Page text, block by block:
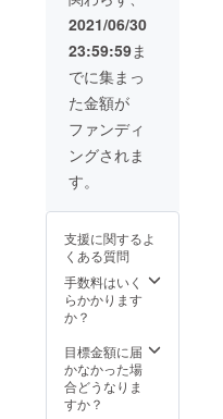
にご報
告させ
ていた
だきま
す。 (リ
フォー
ムの状
況の写
真3枚、
た数珠
使った
ブレス
レット1
個、自
宅の飼
写真3
枚) ＊数
珠玉の
ブレス
2021/06/30
23:59:59ま
でに集まっ
た金額が
ファンディ
ングされま
す。
支援に関するよ
くある質問
手数料はいく
らかかります
か？
目標金額に届
かなかった場
合どうなりま
すか？